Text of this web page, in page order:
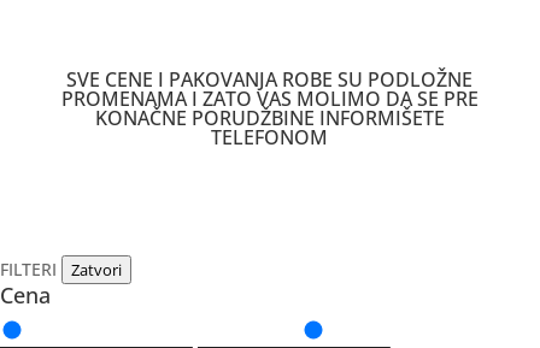
SVE CENE I PAKOVANJA ROBE SU PODLOŽNE
PROMENAMA I ZATO VAS MOLIMO DA SE PRE
KONAČNE PORUDŽBINE INFORMIŠETE
TELEFONOM
FILTERI Zatvori
Cena